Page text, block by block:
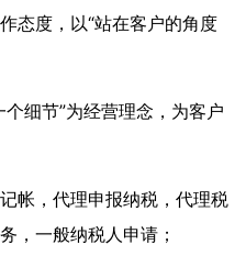
态度，以“站在客户的角度
细节”为经营理念，为客户
帐，代理申报纳税，代理税
，一般纳税人申请；